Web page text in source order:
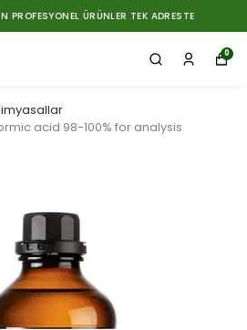
PROFESYONEL ÜRÜNLER TEK ADRESTE
0
acid 98-100% for analysis